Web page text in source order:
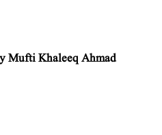
Mufti Khaleeq Ahmad